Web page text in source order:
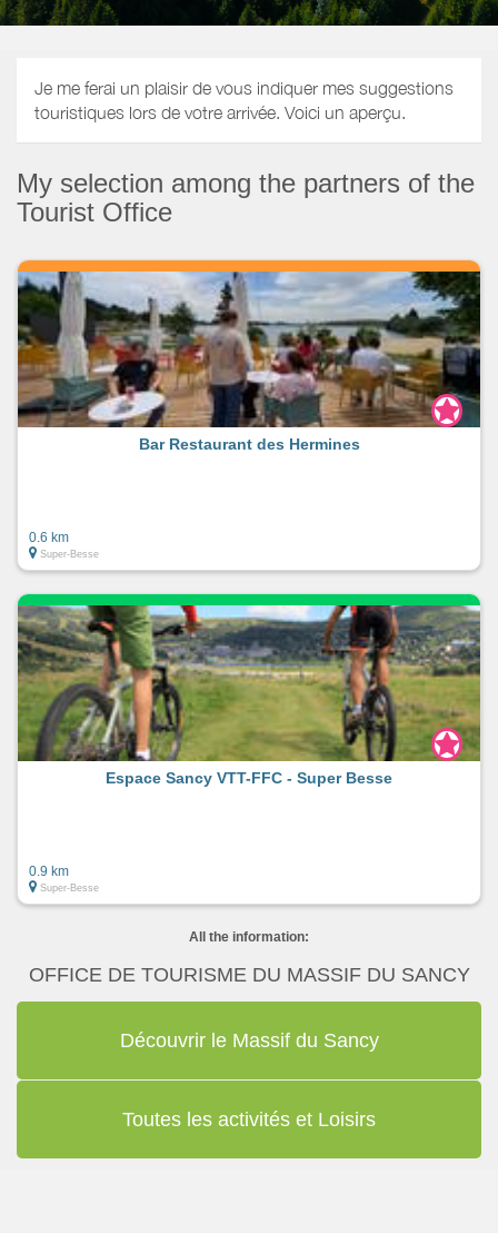
Je me ferai un plaisir de vous indiquer mes suggestions
touristiques lors de votre arrivée. Voici un aperçu.
My selection among the partners of the
Tourist Office
Bar Restaurant des Hermines
0.6 km
Super-Besse
Espace Sancy VTT-FFC - Super Besse
0.9 km
Super-Besse
All the information:
OFFICE DE TOURISME DU MASSIF DU SANCY
Découvrir le Massif du Sancy
Toutes les activités et Loisirs